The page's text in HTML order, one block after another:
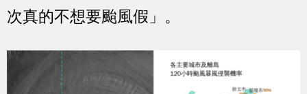
次真的不想要颱風假」。